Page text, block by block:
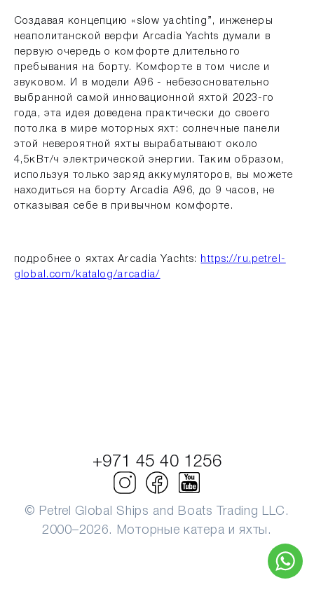
Создавая концепцию «slow yachting”, инженеры
неаполитанской верфи Arcadia Yachts думали в
первую очередь о комфорте длительного
пребывания на борту. Комфорте в том числе и
звуковом. И в модели A96 - небезосновательно
выбранной самой инновационной яхтой 2023-го
года, эта идея доведена практически до своего
потолка в мире моторных яхт: солнечные панели
этой невероятной яхты вырабатывают около
4,5кВт/ч электрической энергии. Таким образом,
используя только заряд аккумуляторов, вы можете
находиться на борту Arcadia A96, до 9 часов, не
отказывая себе в привычном комфорте.
подробнее о яхтах Arcadia Yachts:
https://ru.petrel-
global.com/katalog/arcadia/
© Petrel Global Ships and Boats Trading LLC.
2000–2026. Моторные катера и яхты.
+971 45 40 1256